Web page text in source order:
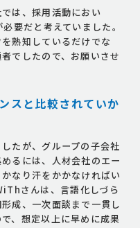
は、採用活動におい
要だと考えていました。
熟知しているだけでな
でしたので、お願いさせ
スと比較されていか
たが、グループの子会社
るには、人材会社のエー
なり汗をかかなければい
さんは、言語化しづら
成、一次面談まで一貫し
、想定以上に早めに成果